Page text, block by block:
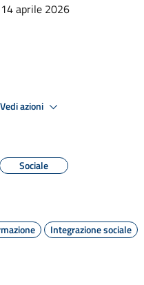
aprile 2026
Vedi azioni
Sociale
Integrazione sociale